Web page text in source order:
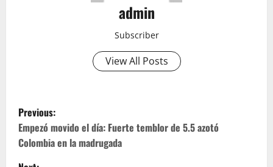
admin
Subscriber
View All Posts
P
o
s
Previous:
Empezó movido el día: Fuerte temblor de 5.5 azotó
Colombia en la madrugada